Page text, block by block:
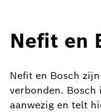
Nefit en
Nefit en Bosch
verbonden. Bosch
aanwezig en telt